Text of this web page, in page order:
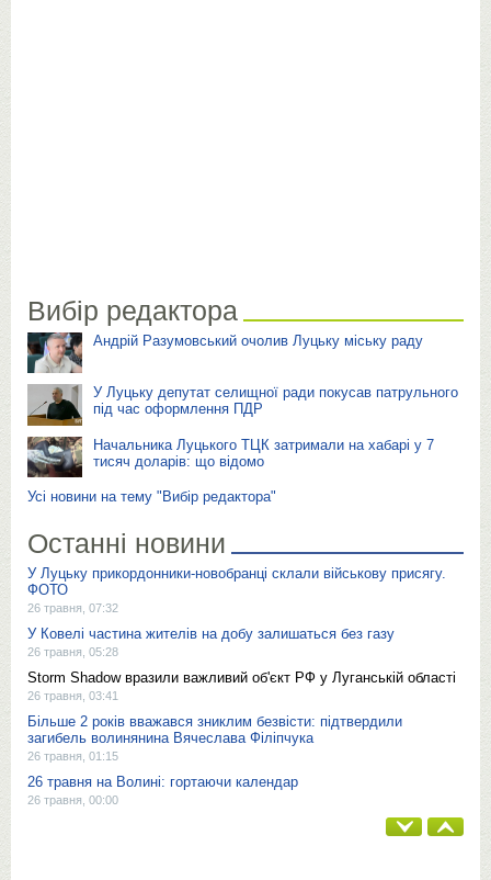
Вибір редактора
Андрій Разумовський очолив Луцьку міську раду
У Луцьку депутат селищної ради покусав патрульного
під час оформлення ПДР
Начальника Луцького ТЦК затримали на хабарі у 7
тисяч доларів: що відомо
Усі новини на тему "Вибір редактора"
Останні новини
У Луцьку прикордонники-новобранці склали військову присягу.
ФОТО
26 травня, 07:32
У Ковелі частина жителів на добу залишаться без газу
26 травня, 05:28
Storm Shadow вразили важливий об'єкт РФ у Луганській області
26 травня, 03:41
Більше 2 років вважався зниклим безвісти: підтвердили
загибель волинянина Вячеслава Філіпчука
26 травня, 01:15
26 травня на Волині: гортаючи календар
26 травня, 00:00